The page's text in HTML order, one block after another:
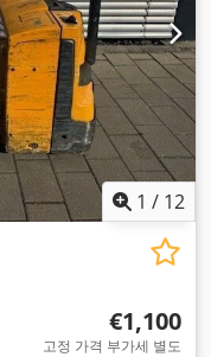
1 / 12
€1,100
고정 가격 부가세 별도